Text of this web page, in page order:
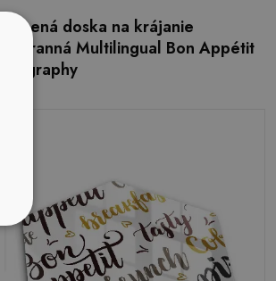
Sklenená doska na krájanie
šesťhranná Multilingual Bon Appétit
Typography